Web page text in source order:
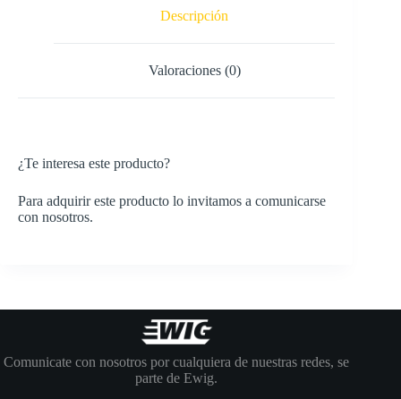
Descripción
Valoraciones (0)
¿Te interesa este producto?
Para adquirir este producto lo invitamos a comunicarse
con nosotros.
Comunicate con nosotros por cualquiera de nuestras redes, se
parte de Ewig.